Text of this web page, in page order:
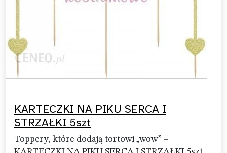
KARTECZKI NA PIKU SERCA I
STRZAŁKI 5szt
Toppery, które dodają tortowi „wow” –